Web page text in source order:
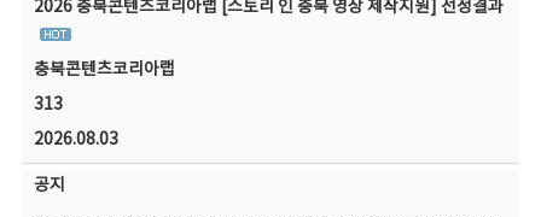
2026 충북콘텐츠코리아랩 [스토리 인 충북 영상 제작지원] 선정결과
충북콘텐츠코리아랩
313
2026.08.03
공지